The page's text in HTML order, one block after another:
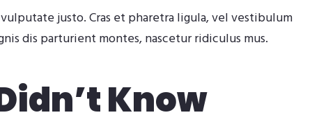
justo. Cras et pharetra ligula, vel vestibulum
dis parturient montes, nascetur ridiculus mus.
Know